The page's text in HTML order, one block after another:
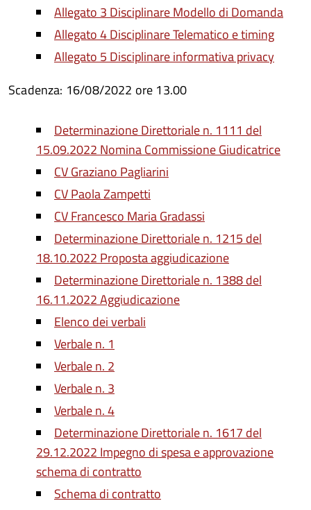
Allegato 3 Disciplinare Modello di Domanda
Allegato 4 Disciplinare Telematico e timing
Allegato 5 Disciplinare informativa privacy
Scadenza: 16/08/2022 ore 13.00
Determinazione Direttoriale n. 1111 del
15.09.2022 Nomina Commissione Giudicatrice
CV Graziano Pagliarini
CV Paola Zampetti
CV Francesco Maria Gradassi
Determinazione Direttoriale n. 1215 del
18.10.2022 Proposta aggiudicazione
Determinazione Direttoriale n. 1388 del
16.11.2022 Aggiudicazione
Elenco dei verbali
Verbale n. 1
Verbale n. 2
Verbale n. 3
Verbale n. 4
Determinazione Direttoriale n. 1617 del
29.12.2022 Impegno di spesa e approvazione
schema di contratto
Schema di contratto